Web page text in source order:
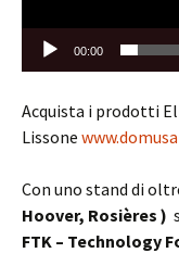
00:00
Acquista i prodotti
Lissone
Con uno stand di
Hoover, Rosières )
FTK – Technology